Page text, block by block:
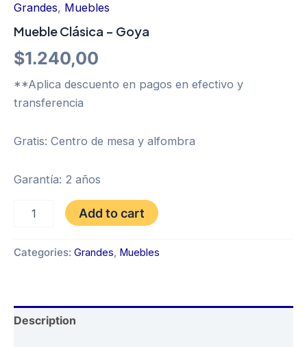
Grandes, Muebles
Mueble Clásica – Goya
$1.240,00
**Aplica descuento en pagos en efectivo y
transferencia
Gratis: Centro de mesa y alfombra
Garantía: 2 años
Clásica
Goya
quantity
Add to cart
Categories: Grandes, Muebles
Description